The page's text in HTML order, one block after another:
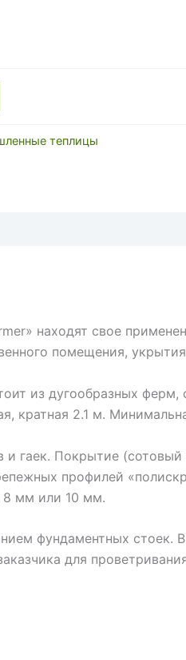
теплицы
находят свое
помещения,
из дугообразных
кратная 2.1 м.
гаек. Покрытие (сотовый
профилей
8 мм или 10 мм.
фундаментных стоек.
для